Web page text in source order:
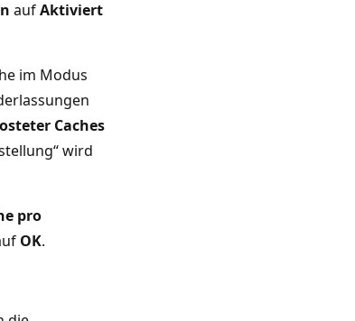
aufAktiviert
im Modus
Caches
wird
pro
OK.